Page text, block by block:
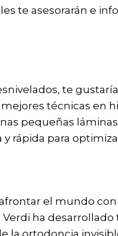
te asesorarán e
te
técnicas en
pequeñas
rápida para
el mundo
ha
la ortodoncia